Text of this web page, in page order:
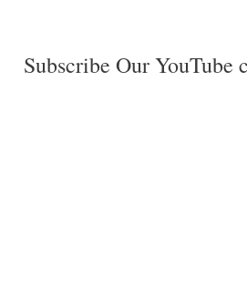
Subscribe Our YouTube